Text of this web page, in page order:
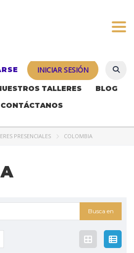
INICIAR SESIÓN
TALLERES
BLOG
CONTÁCTANOS
PRESENCIALES COLOMBIA